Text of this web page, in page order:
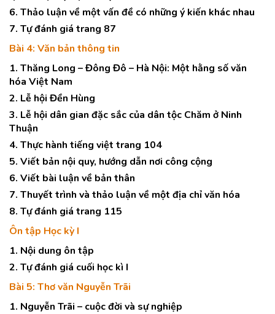
6. Thảo luận về một vấn đề có những ý kiến khác nhau
7. Tự đánh giá trang 87
Bài 4: Văn bản thông tin
1. Thăng Long – Đông Đô – Hà Nội: Một hằng số văn
hóa Việt Nam
2. Lễ hội Đền Hùng
3. Lễ hội dân gian đặc sắc của dân tộc Chăm ở Ninh
Thuận
4. Thực hành tiếng việt trang 104
5. Viết bản nội quy, hướng dẫn nơi công cộng
6. Viết bài luận về bản thân
7. Thuyết trình và thảo luận về một địa chỉ văn hóa
8. Tự đánh giá trang 115
Ôn tập Học kỳ I
1. Nội dung ôn tập
2. Tự đánh giá cuối học kì I
Bài 5: Thơ văn Nguyễn Trãi
1. Nguyễn Trãi – cuộc đời và sự nghiệp